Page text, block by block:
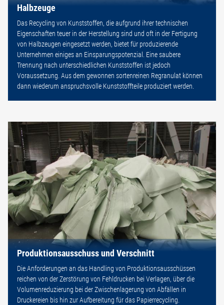
Halbzeuge
Das Recycling von Kunststoffen, die aufgrund ihrer technischen
Eigenschaften teuer in der Herstellung sind und oft in der Fertigung
von Halbzeugen eingesetzt werden, bietet für produzierende
Unternehmen einiges an Einsparungspotenzial. Eine saubere
Trennung nach unterschiedlichen Kunststoffen ist jedoch
Voraussetzung. Aus dem gewonnen sortenreinen Regranulat können
dann wiederum anspruchsvolle Kunststoffteile produziert werden.
Produktionsausschuss und Verschnitt
Die Anforderungen an das Handling von Produktionsausschüssen
reichen von der Zerstörung von Fehldrucken bei Verlagen, über die
Volumenreduzierung bei der Zwischenlagerung von Abfällen in
Druckereien bis hin zur Aufbereitung für das Papierrecycling.